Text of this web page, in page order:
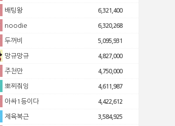
배팅왕 6,321,400
noodie 6,320,268
두꺼비 5,095,931
망규망규 4,827,000
주천만 4,750,000
뽀찌줘잉 4,611,987
아싸1등이다 4,422,612
제육복근 3,584,925